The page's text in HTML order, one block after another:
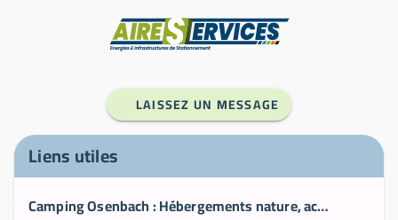
LAISSEZ UN MESSAGE
Liens utiles
Camping Osenbach : Hébergements nature, activités, séminaires - Alsace, Haut-Rhin